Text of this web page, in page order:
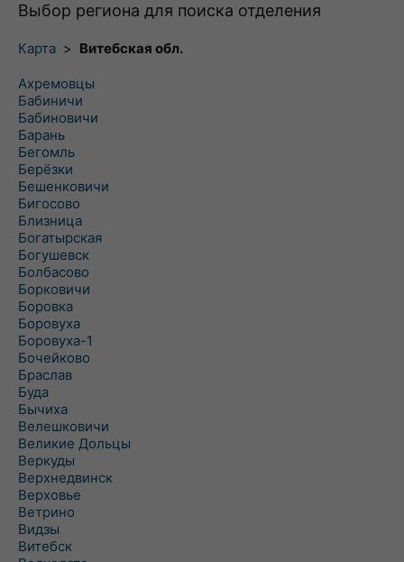
Выбор региона для поиска отделения
Карта > Витебская обл.
Ахремовцы
Бабиничи
Бабиновичи
Барань
Бегомль
Берёзки
Бешенковичи
Бигосово
Близница
Богатырская
Богушевск
Болбасово
Борковичи
Боровка
Боровуха
Боровуха-1
Бочейково
Браслав
Буда
Бычиха
Велешковичи
Великие Дольцы
Веркуды
Верхнедвинск
Верховье
Ветрино
Видзы
Витебск